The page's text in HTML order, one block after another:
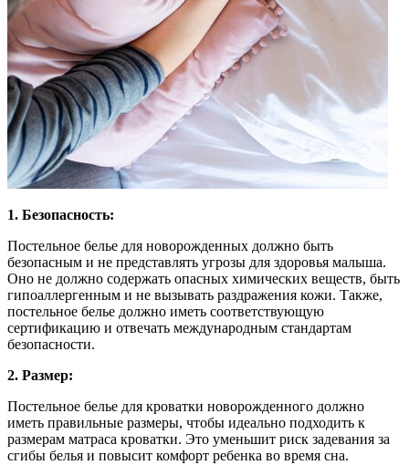
1. Безопасность:
Постельное белье для новорожденных должно быть
безопасным и не представлять угрозы для здоровья малыша.
Оно не должно содержать опасных химических веществ, быть
гипоаллергенным и не вызывать раздражения кожи. Также,
постельное белье должно иметь соответствующую
сертификацию и отвечать международным стандартам
безопасности.
2. Размер:
Постельное белье для кроватки новорожденного должно
иметь правильные размеры, чтобы идеально подходить к
размерам матраса кроватки. Это уменьшит риск задевания за
сгибы белья и повысит комфорт ребенка во время сна.